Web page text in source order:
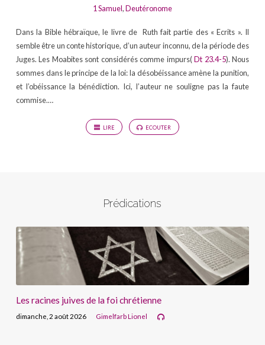
1 Samuel,Deutéronome
Dans la Bible hébraïque, le livre de Ruth fait partie des « Ecrits ». Il
semble être un conte historique, d’un auteur inconnu, de la période des
Juges. Les Moabites sont considérés comme impurs(Dt 23.4-5). Nous
sommes dans le principe de la loi: la désobéissance amène la punition,
et l’obéissance la bénédiction. Ici, l’auteur ne souligne pas la faute
commise.…
LIRE ECOUTER
Prédications
Les racines juives de la foi chrétienne
dimanche, 2 août 2026 Gimelfarb Lionel